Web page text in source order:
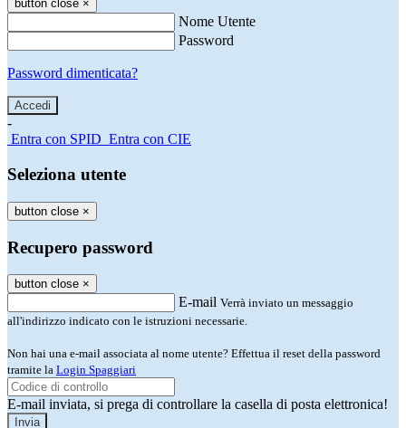
button close ×
Nome Utente
Password
Password dimenticata?
-
Entra con SPID Entra con CIE
Seleziona utente
button close ×
Recupero password
button close ×
E-mail Verrà inviato un messaggio
all'indirizzo indicato con le istruzioni necessarie.
Non hai una e-mail associata al nome utente? Effettua il reset della password
tramite la Login Spaggiari
E-mail inviata, si prega di controllare la casella di posta elettronica!